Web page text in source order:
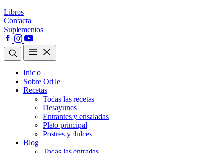
Libros
Contacta
Suplementos
Inicio
Sobre Odile
Recetas
Todas las recetas
Desayunos
Entrantes y ensaladas
Plato principal
Postres y dulces
Blog
Todas las entradas